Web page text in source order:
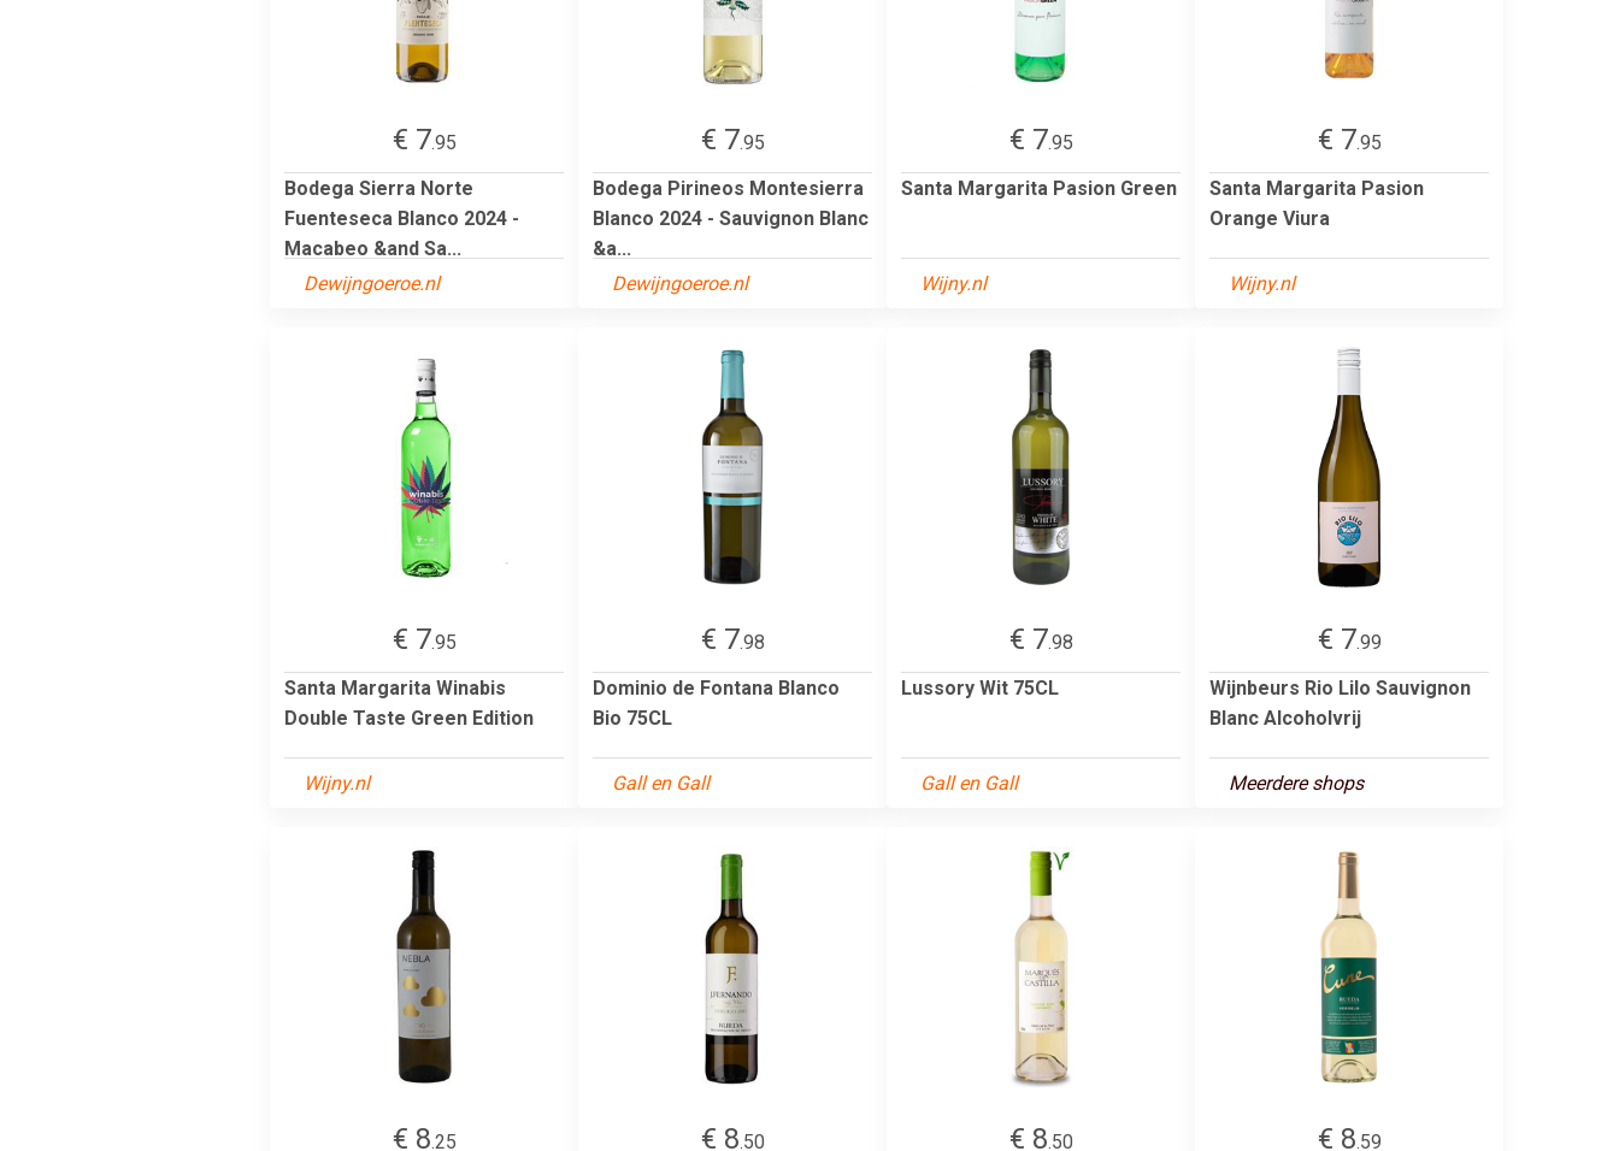
€ 7.95
Bodega Sierra Norte
Fuenteseca Blanco 2024 -
Macabeo &and Sa...
Dewijngoeroe.nl
€ 7.95
Bodega Pirineos Montesierra
Blanco 2024 - Sauvignon Blanc
&a...
Dewijngoeroe.nl
€ 7.95
Santa Margarita Pasion Green
Wijny.nl
€ 7.95
Santa Margarita Pasion
Orange Viura
Wijny.nl
€ 7.95
Santa Margarita Winabis
Double Taste Green Edition
Wijny.nl
€ 7.98
Dominio de Fontana Blanco
Bio 75CL
Gall en Gall
€ 7.98
Lussory Wit 75CL
Gall en Gall
€ 7.99
Wijnbeurs Rio Lilo Sauvignon
Blanc Alcoholvrij
Meerdere shops
€ 8.25 € 8.50 € 8.50 € 8.59